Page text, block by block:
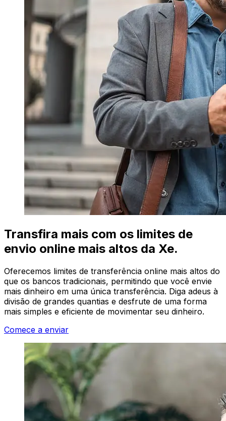
Transfira mais com os limites de
envio online mais altos da Xe.
Oferecemos limites de transferência online mais altos do
que os bancos tradicionais, permitindo que você envie
mais dinheiro em uma única transferência. Diga adeus à
divisão de grandes quantias e desfrute de uma forma
mais simples e eficiente de movimentar seu dinheiro.
Comece a enviar